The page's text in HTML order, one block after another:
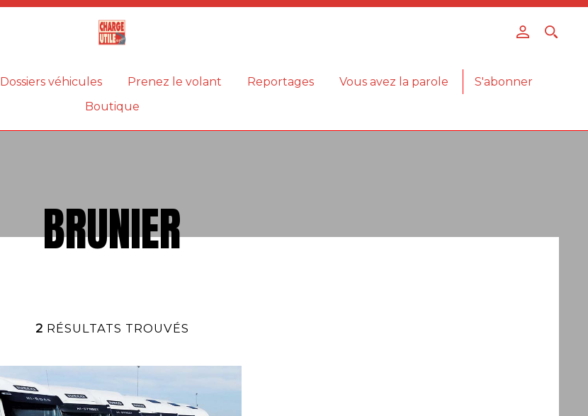
Dossiers véhicules Prenez le volant Reportages Vous avez la parole
S'abonner
Boutique
BRUNIER
2 RÉSULTATS TROUVÉS